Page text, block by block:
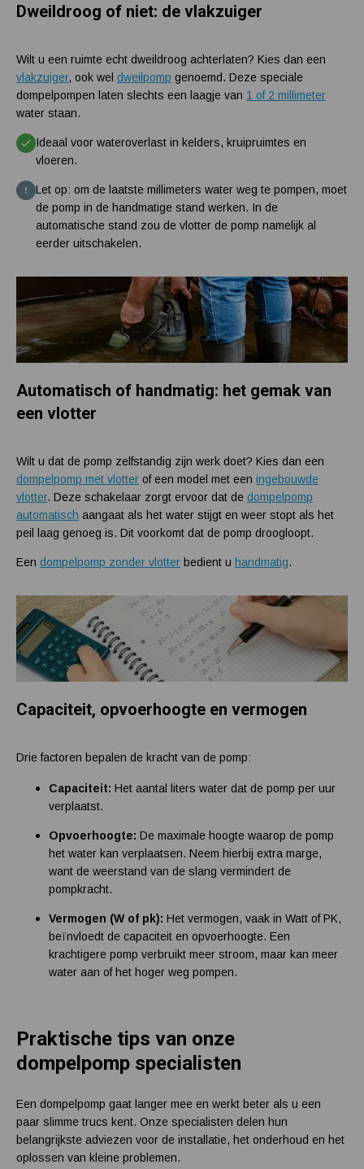
Dweildroog of niet: de vlakzuiger
Wilt u een ruimte echt dweildroog achterlaten? Kies dan een
vlakzuiger, ook wel dweilpomp genoemd. Deze speciale
dompelpompen laten slechts een laagje van 1 of 2 millimeter
water staan.
Ideaal voor wateroverlast in kelders, kruipruimtes en
vloeren.
Let op: om de laatste millimeters water weg te pompen, moet
de pomp in de handmatige stand werken. In de
automatische stand zou de vlotter de pomp namelijk al
eerder uitschakelen.
Automatisch of handmatig: het gemak van
een vlotter
Wilt u dat de pomp zelfstandig zijn werk doet? Kies dan een
dompelpomp met vlotter of een model met een ingebouwde
vlotter. Deze schakelaar zorgt ervoor dat de dompelpomp
automatisch aangaat als het water stijgt en weer stopt als het
peil laag genoeg is. Dit voorkomt dat de pomp droogloopt.
Een dompelpomp zonder vlotter bedient u handmatig.
Capaciteit, opvoerhoogte en vermogen
Drie factoren bepalen de kracht van de pomp:
Capaciteit: Het aantal liters water dat de pomp per uur
verplaatst.
Opvoerhoogte: De maximale hoogte waarop de pomp
het water kan verplaatsen. Neem hierbij extra marge,
want de weerstand van de slang vermindert de
pompkracht.
Vermogen (W of pk): Het vermogen, vaak in Watt of PK,
beïnvloedt de capaciteit en opvoerhoogte. Een
krachtigere pomp verbruikt meer stroom, maar kan meer
water aan of het hoger weg pompen.
Praktische tips van onze
dompelpomp specialisten
Een dompelpomp gaat langer mee en werkt beter als u een
paar slimme trucs kent. Onze specialisten delen hun
belangrijkste adviezen voor de installatie, het onderhoud en het
oplossen van kleine problemen.